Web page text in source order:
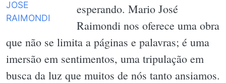
esperando. Mario José
Raimondi nos oferece uma obra
que não se limita a páginas e palavras; é uma
imersão em sentimentos, uma tripulação em
busca da luz que muitos de nós tanto ansiamos.